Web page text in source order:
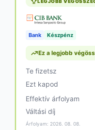
Bank Készpénz
Ez a legjobb
Te fizetsz
Ezt kapod
Effektív árfolyam
Váltási díj
Árfolyam: 2026. 08. 08.